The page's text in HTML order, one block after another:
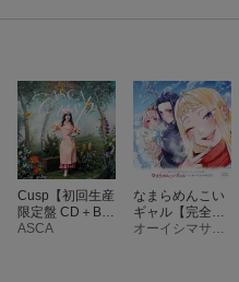
Cusp【初回生産
限定盤 CD＋Blu
-ray】
ASCA
なまらめんこい
ギャル【完全生
産限定盤】